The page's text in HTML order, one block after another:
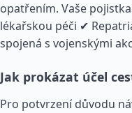
opatřením. Vaše
lékařskou péči ✔
spojená s vojenskými
Jak prokázat účel
Pro potvrzení důvodu